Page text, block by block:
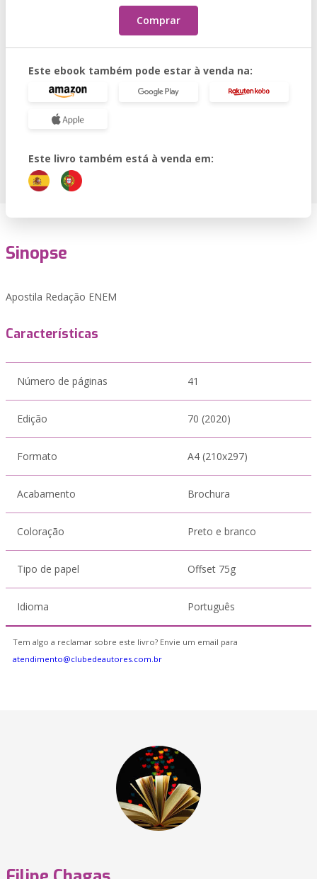
Comprar
Este ebook também pode estar à venda na:
Este livro também está à venda em:
Sinopse
Apostila Redação ENEM
Características
Número de páginas 41
Edição 70 (2020)
Formato A4 (210x297)
Acabamento Brochura
Coloração Preto e branco
Tipo de papel Offset 75g
Idioma Português
Tem algo a reclamar sobre este livro? Envie um email para
atendimento@clubedeautores.com.br